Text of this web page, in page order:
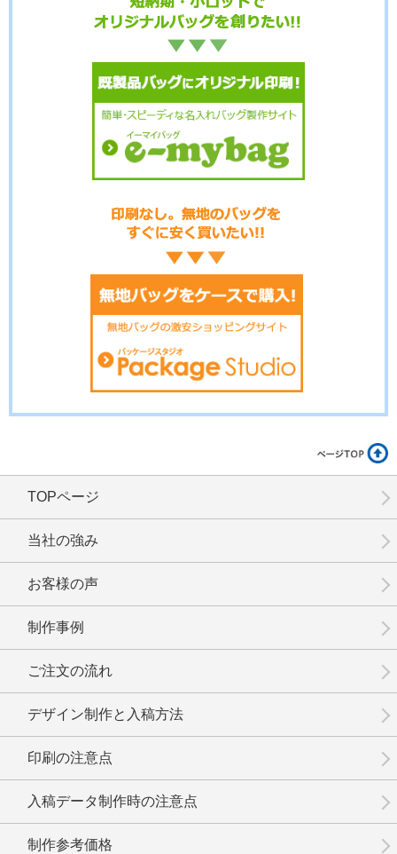
TOPページ
当社の強み
お客様の声
制作事例
ご注文の流れ
デザイン制作と入稿方法
印刷の注意点
入稿データ制作時の注意点
制作参考価格